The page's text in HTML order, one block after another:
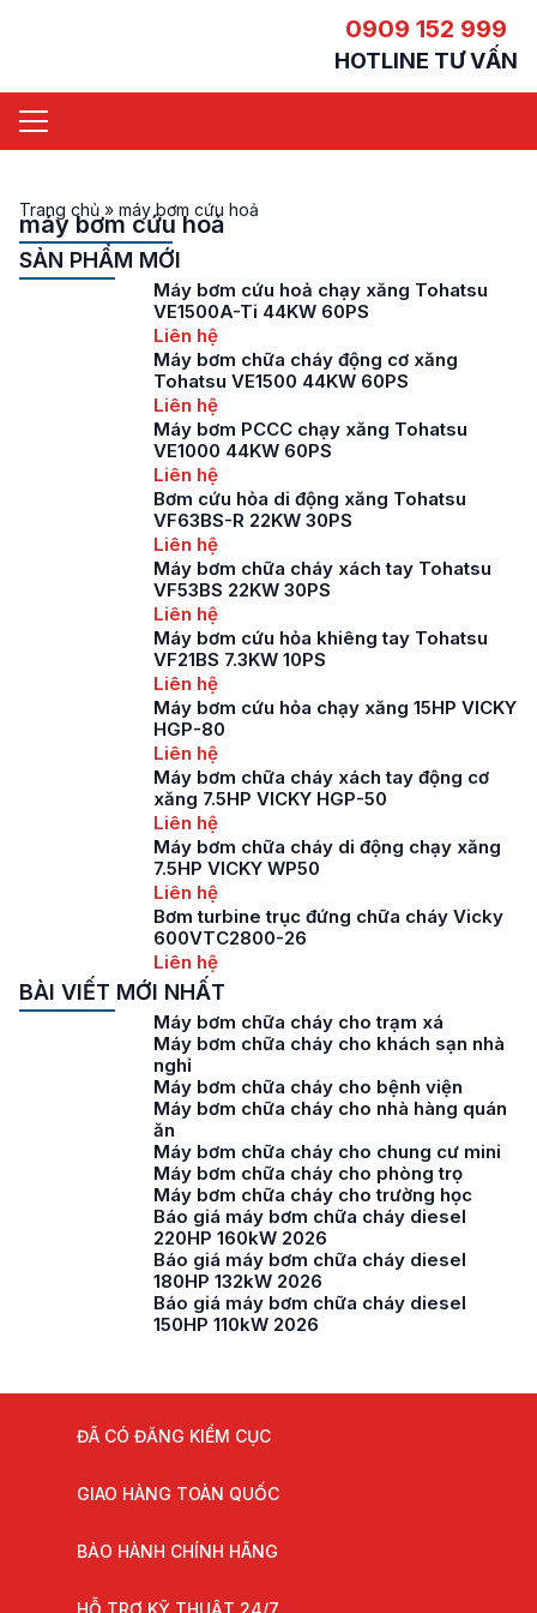
0909 152 999
HOTLINE TƯ VẤN
Trang chủ » máy bơm cứu hoả
máy bơm cứu hoả
SẢN PHẨM MỚI
Máy bơm cứu hoả chạy xăng Tohatsu
VE1500A-Ti 44KW 60PS
Liên hệ
Máy bơm chữa cháy động cơ xăng
Tohatsu VE1500 44KW 60PS
Liên hệ
Máy bơm PCCC chạy xăng Tohatsu
VE1000 44KW 60PS
Liên hệ
Bơm cứu hỏa di động xăng Tohatsu
VF63BS-R 22KW 30PS
Liên hệ
Máy bơm chữa cháy xách tay Tohatsu
VF53BS 22KW 30PS
Liên hệ
Máy bơm cứu hỏa khiêng tay Tohatsu
VF21BS 7.3KW 10PS
Liên hệ
Máy bơm cứu hỏa chạy xăng 15HP VICKY
HGP-80
Liên hệ
Máy bơm chữa cháy xách tay động cơ
xăng 7.5HP VICKY HGP-50
Liên hệ
Máy bơm chữa cháy di động chạy xăng
7.5HP VICKY WP50
Liên hệ
Bơm turbine trục đứng chữa cháy Vicky
600VTC2800-26
Liên hệ
BÀI VIẾT MỚI NHẤT
Máy bơm chữa cháy cho trạm xá
Máy bơm chữa cháy cho khách sạn nhà
nghỉ
Máy bơm chữa cháy cho bệnh viện
Máy bơm chữa cháy cho nhà hàng quán
ăn
Máy bơm chữa cháy cho chung cư mini
Máy bơm chữa cháy cho phòng trọ
Máy bơm chữa cháy cho trường học
Báo giá máy bơm chữa cháy diesel
220HP 160kW 2026
Báo giá máy bơm chữa cháy diesel
180HP 132kW 2026
Báo giá máy bơm chữa cháy diesel
150HP 110kW 2026
ĐÃ CÓ ĐĂNG KIỂM CỤC
GIAO HÀNG TOÀN QUỐC
BẢO HÀNH CHÍNH HÃNG
HỖ TRỢ KỸ THUẬT 24/7